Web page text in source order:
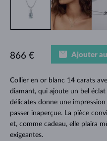
Collier en or blanc 14 carats
diamant, qui ajoute un bel
délicates donne une
passer inaperçue. La pièce
et, comme cadeau, elle plaira
exigeantes.
866 € Ajouter